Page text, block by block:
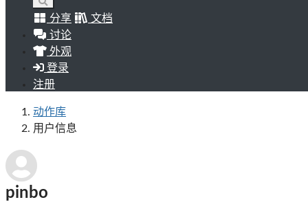
分享
文档
讨论
外观
登录
注册
动作库
用户信息
pinbo